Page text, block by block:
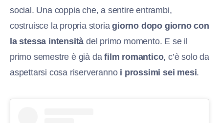
social. Una coppia che, a sentire entrambi,
costruisce la propria storiagiorno dopo giorno con
la stessa intensità del primo momento. E se il
primo semestre è già dafilm romantico, c’è solo da
aspettarsi cosa riserveranno i prossimi sei mesi.